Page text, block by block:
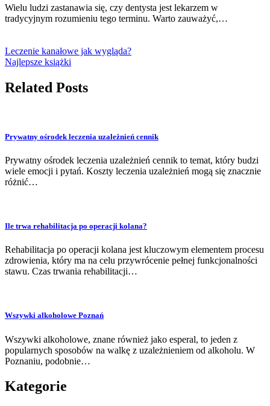
Wielu ludzi zastanawia się, czy dentysta jest lekarzem w
tradycyjnym rozumieniu tego terminu. Warto zauważyć,…
Leczenie kanałowe jak wygląda?
Najlepsze książki
Related Posts
Prywatny ośrodek leczenia uzależnień cennik
Prywatny ośrodek leczenia uzależnień cennik to temat, który budzi
wiele emocji i pytań. Koszty leczenia uzależnień mogą się znacznie
różnić…
Ile trwa rehabilitacja po operacji kolana?
Rehabilitacja po operacji kolana jest kluczowym elementem procesu
zdrowienia, który ma na celu przywrócenie pełnej funkcjonalności
stawu. Czas trwania rehabilitacji…
Wszywki alkoholowe Poznań
Wszywki alkoholowe, znane również jako esperal, to jeden z
popularnych sposobów na walkę z uzależnieniem od alkoholu. W
Poznaniu, podobnie…
Kategorie